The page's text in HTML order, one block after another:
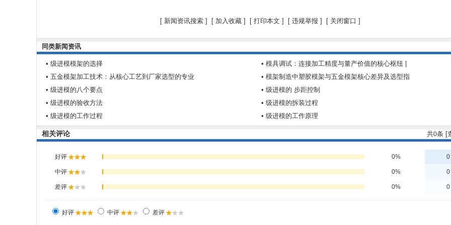
[ 新闻资讯搜索 ] [ 加入收藏 ] [ 打印本文 ] [ 违规举报 ] [ 关闭窗口 ]
同类新闻资讯
• 级进模模架的选择
• 模具调试：连接加工精度与量产价值的核心枢纽 |
• 五金模架加工技术：从核心工艺到厂家选型的专业
• 模架制造中塑胶模架与五金模架核心差异及选型指
• 级进模的八个要点
• 级进模的 步距控制
• 级进模的验收方法
• 级进模的拆装过程
• 级进模的工作过程
• 级进模的工作原理
共0条 [
相关评论